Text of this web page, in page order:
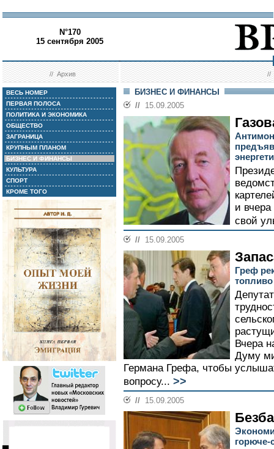
N°170
15 сентября 2005
//Архив //
ВЕСЬ НОМЕР
ПЕРВАЯ ПОЛОСА
ПОЛИТИКА И ЭКОНОМИКА
ОБЩЕСТВО
ЗАГРАНИЦА
КРУПНЫМ ПЛАНОМ
БИЗНЕС И ФИНАНСЫ
КУЛЬТУРА
СПОРТ
КРОМЕ ТОГО
БИЗНЕС И ФИНАНСЫ
// 15.09.2005
и
свой
// 15.09.2005
Греф
топливо
Вчера
Думу
Германа Грефа, чтобы
вопросу... >>
// 15.09.2005
горюче-